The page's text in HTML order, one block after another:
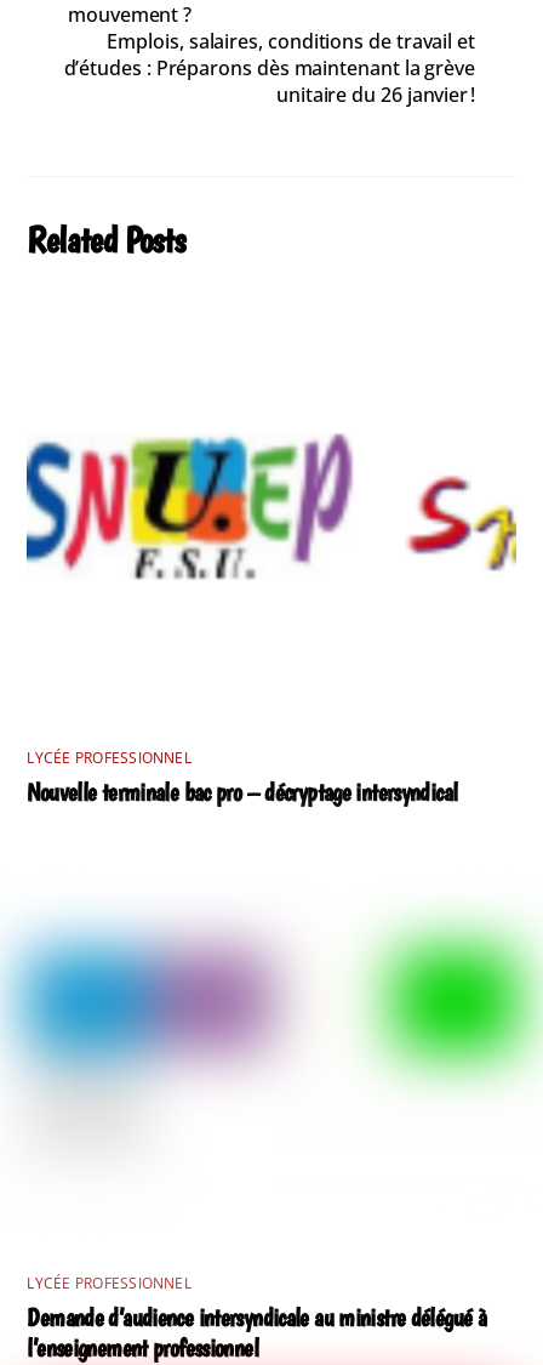
mouvement ?
Emplois, salaires, conditions de travail et
d’études : Préparons dès maintenant la grève
unitaire du 26 janvier !
Related Posts
LYCÉE PROFESSIONNEL
Nouvelle terminale bac pro – décryptage intersyndical
LYCÉE PROFESSIONNEL
Demande d’audience intersyndicale au ministre délégué à
l’enseignement professionnel